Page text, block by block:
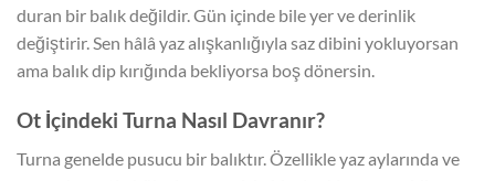
duran bir balık değildir. Gün içinde bile yer ve derinlik
değiştirir. Sen hâlâ yaz alışkanlığıyla saz dibini yokluyorsan
ama balık dip kırığında bekliyorsa boş dönersin.
Ot İçindeki Turna Nasıl Davranır?
Turna genelde pusucu bir balıktır. Özellikle yaz aylarında ve